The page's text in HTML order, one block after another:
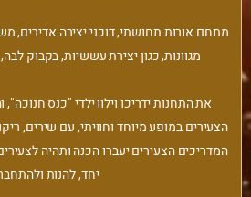
מתחם אורות תחושתי, דוכני יצירה אדירים,
מגוונות, כגון יצירת עששיות, בקבוק
את התחנות ידריכו וילוו ילדי "כנס חנוכה",
הצעירים במופע מיוחד וחוויתי, עם שירים,
המדריכים הצעירים יעברו הכנה ותהיה
יחד, להנות